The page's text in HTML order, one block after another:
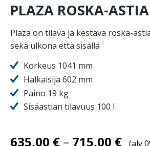
PLAZA ROSKA-ASTIA
Plaza on tilava ja kestävä roska-
sekä ulkona että sisällä
Korkeus 1041 mm
Halkaisija 602 mm
Paino 19 kg
Sisäastian tilavuus 100 l
635,00 € – 715,00 € (alv